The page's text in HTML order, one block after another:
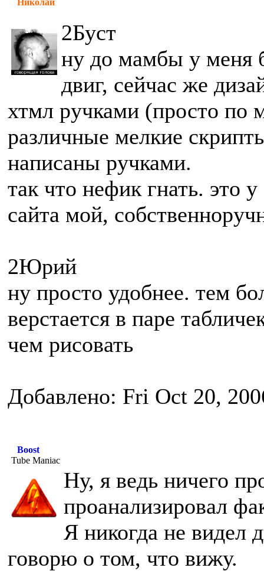
Николай
2Буст
ну до мамбы у меня
двиг, сейчас же
хтмл ручками (просто по
различные мелкие
написаны ручками.
так что нефик гнать. это
сайта мой,
2Юрий
ну просто удобнее. тем
верстается в паре
чем рисовать
Добавлено: Fri Oct 20,
Boost
Tube Maniac
Ну, я ведь ничего
проанализировал
Я никогда не видел
говорю о том, что вижу.